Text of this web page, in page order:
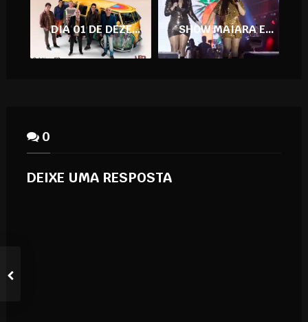
DIA 01 DE DEZEMBRO – ROUPA NOVA EM COLATINA SHOW MAIARA E MARAÍSA
0
DEIXE UMA RESPOSTA